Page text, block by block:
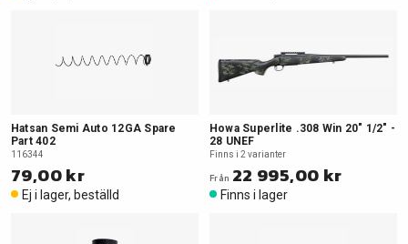
Hatsan Semi Auto 12GA Spare
Part 402
116344
79,00 kr
Ej i lager, beställd
Howa Superlite .308 Win 20" 1/2" -
28 UNEF
Finns i 2 varianter
Från 22 995,00 kr
Finns i lager